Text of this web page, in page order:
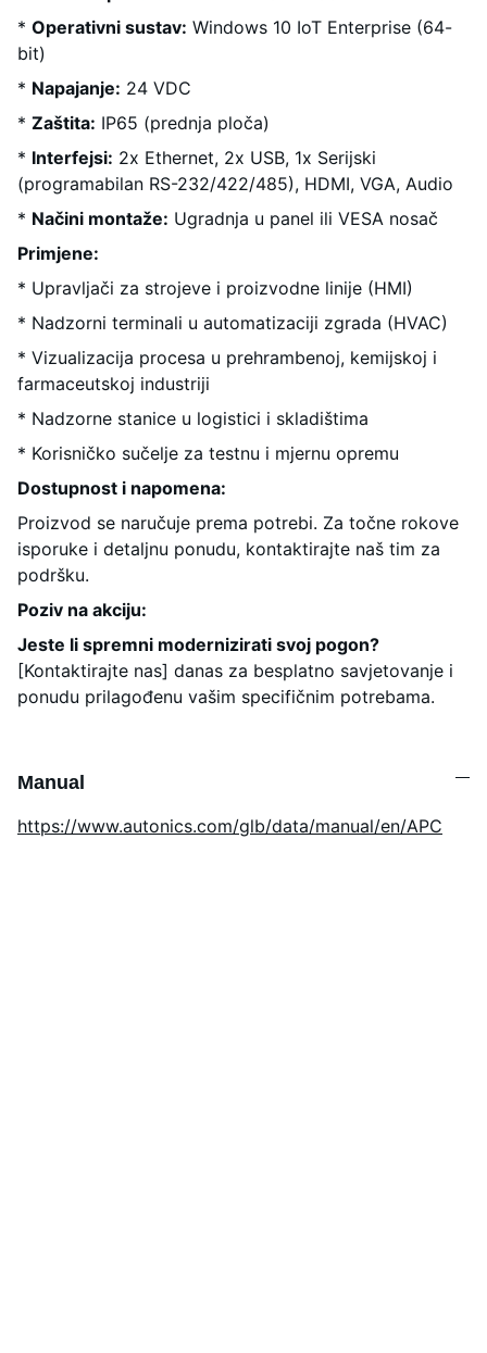
* Operativni sustav: Windows 10 IoT Enterprise (64-
bit)
* Napajanje: 24 VDC
* Zaštita: IP65 (prednja ploča)
* Interfejsi: 2x Ethernet, 2x USB, 1x Serijski
(programabilan RS-232/422/485), HDMI, VGA, Audio
* Načini montaže: Ugradnja u panel ili VESA nosač
Primjene:
* Upravljači za strojeve i proizvodne linije (HMI)
* Nadzorni terminali u automatizaciji zgrada (HVAC)
* Vizualizacija procesa u prehrambenoj, kemijskoj i
farmaceutskoj industriji
* Nadzorne stanice u logistici i skladištima
* Korisničko sučelje za testnu i mjernu opremu
Dostupnost i napomena:
Proizvod se naručuje prema potrebi. Za točne rokove
isporuke i detaljnu ponudu, kontaktirajte naš tim za
podršku.
Poziv na akciju:
Jeste li spremni modernizirati svoj pogon?
[Kontaktirajte nas] danas za besplatno savjetovanje i
ponudu prilagođenu vašim specifičnim potrebama.
Manual
https://www.autonics.com/glb/data/manual/en/APC